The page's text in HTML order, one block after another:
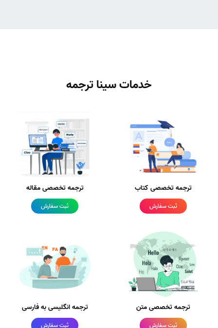
خدمات سینا ترجمه
ترجمه تخصصی کتاب
ثبت سفارش
ترجمه تخصصی مقاله
ثبت سفارش
ترجمه تخصصی متن
ثبت سفارش
ترجمه انگلیسی به فارسی
ثبت سفارش